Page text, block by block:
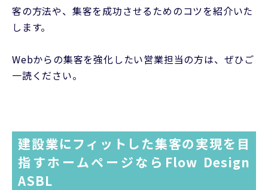
客の方法や、集客を成功させるためのコツを紹介いた
します。
Webからの集客を強化したい営業担当の方は、ぜひご
一読ください。
建設業にフィットした集客の実現を目
指すホームページならFlow Design
ASBL